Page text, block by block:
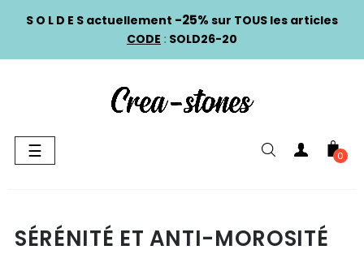
S O L D E S actuellement -25% sur TOUS les articles
CODE : SOLD26-20
Basculer
la
☰ 0
SÉRÉNITÉ ET ANTI-MOROSITÉ